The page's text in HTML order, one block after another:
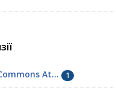
At... 1